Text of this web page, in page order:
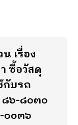
เรื่อง
ซื้อวัสดุ
กับรถ
๘๖-๘๐๓๐
๐๐๓๖